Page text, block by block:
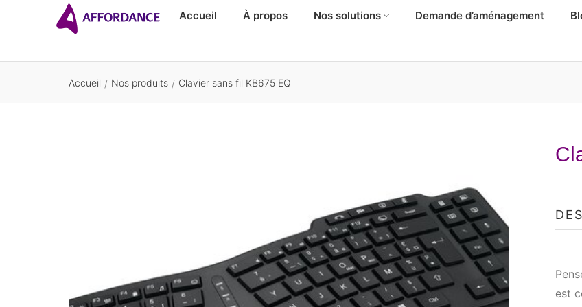
Accueil À propos Nos solutions Demande d’aménagement
Accueil / Nos produits / Clavier sans fil KB675 EQ
est